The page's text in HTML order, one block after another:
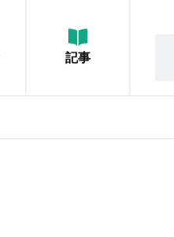
記事